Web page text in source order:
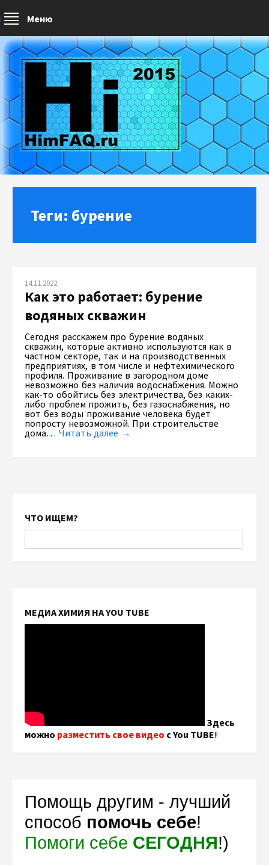
Меню
Теги: бурение
14.11.2022
Как это работает: бурение
водяных скважин
Сегодня расскажем про бурение водяных
скважин, которые активно используются как в
частном секторе, так и на производственных
предприятиях, в том числе и нефтехимического
профиля. Проживание в загородном доме
невозможно без наличия водоснабжения. Можно
как-то обойтись без электричества, без каких-
либо проблем прожить, без газоснабжения, но
вот без воды проживание человека будет
попросту невозможной. При строительстве
дома… Читать далее →
ЧТО ИЩЕМ?
МЕДИА ХИМИЯ НА YOU TUBE
Здесь
можно разместить свое видео с You TUBE!
Помощь другим - лучший
способ помочь себе!
Помоги себе СЕГОДНЯ!)